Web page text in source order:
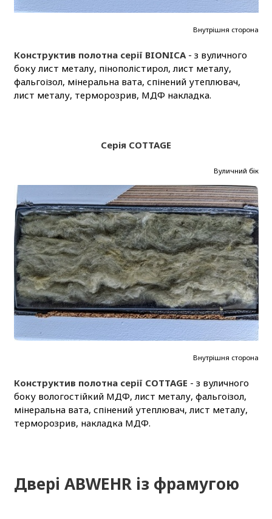
Внутрішня сторона
Конструктив полотна серії BIONICA- з вуличного
боку лист металу, пінополістирол, лист металу,
фальгоізол, мінеральна вата, спінений утеплювач,
лист металу, терморозрив, МДФ накладка.
Серія COTTAGE
Вуличний бік
Внутрішня сторона
Конструктив полотна серії COTTAGE - з вуличного
боку вологостійкий МДФ, лист металу, фальгоізол,
мінеральна вата, спінений утеплювач, лист металу,
терморозрив, накладка МДФ.
Двері ABWEHR із фрамугою